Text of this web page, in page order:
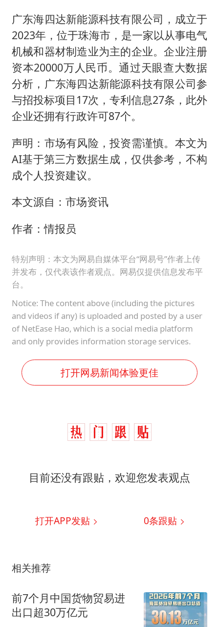
广东海四达新能源科技有限公司，成立于
2023年，位于珠海市，是一家以从事电气
机械和器材制造业为主的企业。企业注册
资本20000万人民币。通过天眼查大数据
分析，广东海四达新能源科技有限公司参
与招投标项目17次，专利信息27条，此外
企业还拥有行政许可87个。
声明：市场有风险，投资需谨慎。本文为
AI基于第三方数据生成，仅供参考，不构
成个人投资建议。
本文源自：市场资讯
作者：情报员
特别声明：本文为网易自媒体平台“网易号”作者上传
并发布，仅代表该作者观点。网易仅提供信息发布平
台。
Notice: The content above (including the pictures
and videos if any) is uploaded and posted by a user
of NetEase Hao, which is a social media platform
and only provides information storage services.
打开网易新闻体验更佳
目前还没有跟贴，欢迎您发表观点
打开APP发贴 0条跟贴
相关推荐
前7个月中国货物贸易进
出口超30万亿元